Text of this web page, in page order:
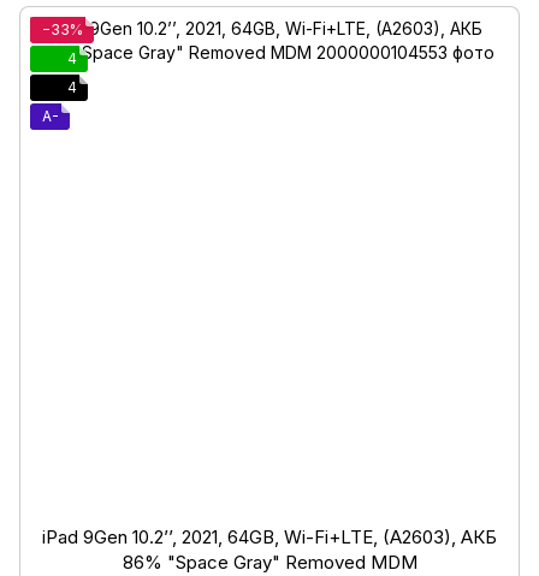
−33%
4
4
A-
iPad 9Gen 10.2’’, 2021, 64GB, Wi-Fi+LTE, (A2603), АКБ
86% "Space Gray" Removed MDM